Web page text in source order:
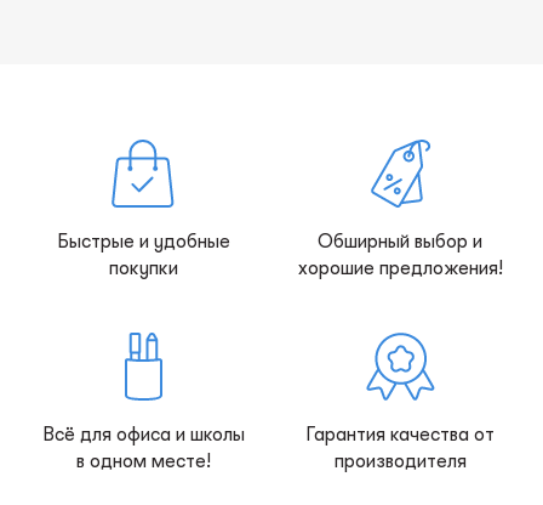
Быстрые и удобные
покупки
Обширный выбор и
хорошие предложения!
Всё для офиса и школы
в одном месте!
Гарантия качества от
производителя